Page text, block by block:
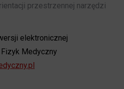
przestrzennej narzędzi
elektronicznej
Medyczny